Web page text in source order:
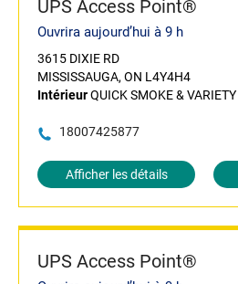
UPS Access Point®
Ouvrira aujourd’hui à 9 h
3615 DIXIE RD
MISSISSAUGA, ON L4Y4H4
IntérieurQUICK SMOKE &
18007425877
Afficher les détails
UPS Access Point®